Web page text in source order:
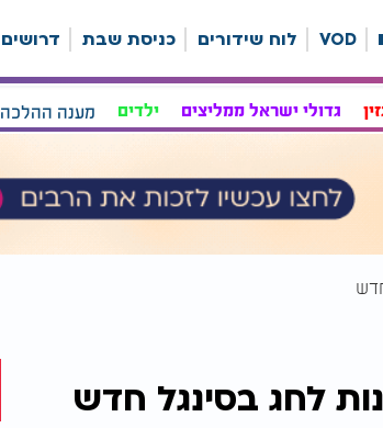
VOD לוח שידורים כניסת שבת דרושים
גדולי ישראל ממליצים ילדים מענה ההלכה
לחג בסינגל חדש